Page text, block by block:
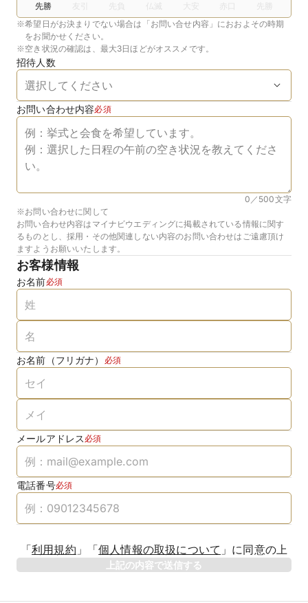
先勝 友引 先負 仏滅 大安
※希望日がお決まりでない場合は「お問い合せ内容」におおよその時期
をお聞かせください。
※空き状況の確認は、最大3日ほどがオススメです。
招待人数
お問い合わせ内容必須
0／500文字
※お問い合わせに関して
お問い合わせ内容はマイナビウエディングに掲載されている情報に関す
るものとし、採用・その他関連しない内容のお問い合わせはご遠慮頂け
ますようお願いいたします。
お客様情報
お名前必須
お名前（フリガナ） 必須
メールアドレス 必須
電話番号必須
「利用規約 」 「個人情報の取扱について 」 に同意の上
上記の内容で送信する